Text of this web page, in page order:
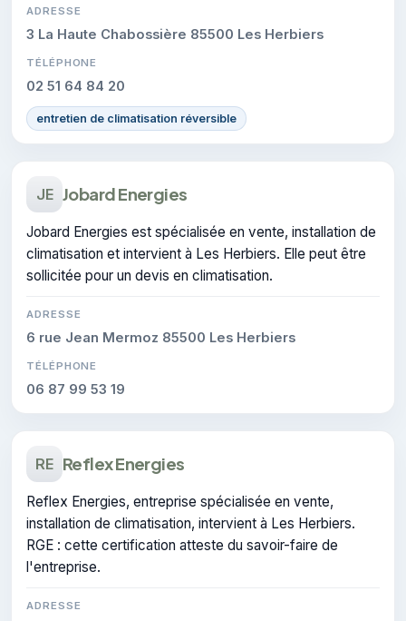
ADRESSE
3 La Haute Chabossière 85500 Les Herbiers
TÉLÉPHONE
02 51 64 84 20
entretien de climatisation réversible
JE Jobard Energies
Jobard Energies est spécialisée en vente, installation de
climatisation et intervient à Les Herbiers. Elle peut être
sollicitée pour un devis en climatisation.
ADRESSE
6 rue Jean Mermoz 85500 Les Herbiers
TÉLÉPHONE
06 87 99 53 19
RE Reflex Energies
Reflex Energies, entreprise spécialisée en vente,
installation de climatisation, intervient à Les Herbiers.
RGE : cette certification atteste du savoir-faire de
l'entreprise.
ADRESSE